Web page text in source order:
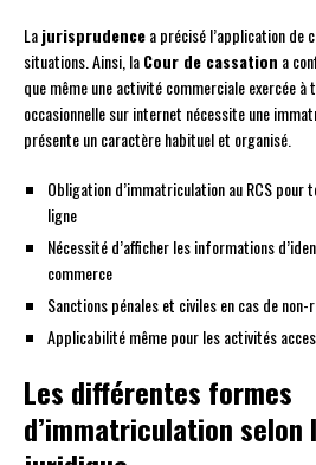
Lajurisprudencea précisé l’application de
situations. Ainsi, laCour de cassation a
que même une activité commerciale exercée
occasionnelle sur internet nécessite une
présente un caractère habituel et organisé.
Obligation d’immatriculation au RCS
ligne
Nécessité d’afficher les informations
commerce
Sanctions pénales et civiles en cas de
Applicabilité même pour les activités
Les différentes formes
d’immatriculation